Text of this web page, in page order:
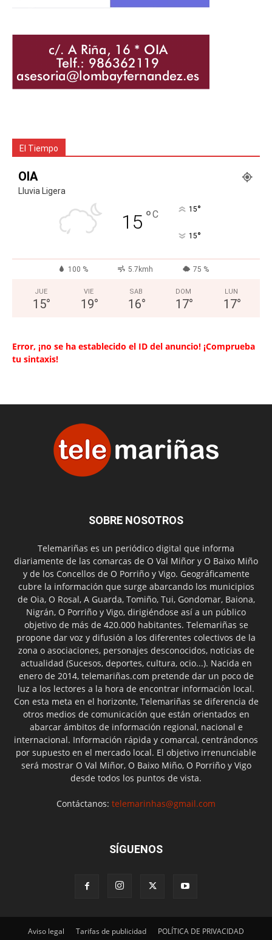
El Tiempo
OIA
Lluvia Ligera
15 °C 15°
15°
100 % 5.7kmh 75 %
JUE
15°
VIE
19°
SAB
16°
DOM
17°
LUN
17°
Error, ¡no se ha establecido el ID del anuncio! ¡Comprueba
tu sintaxis!
SOBRE NOSOTROS
Telemariñas es un periódico digital que informa
diariamente de las comarcas de O Val Miñor y O Baixo Miño
y de los Concellos de O Porriño y Vigo. Geográficamente
cubre la información que surge abarcando los municipios
de Oia, O Rosal, A Guarda, Tomiño, Tui, Gondomar, Baiona,
Nigrán, O Porriño y Vigo, dirigiéndose así a un público
objetivo de más de 420.000 habitantes. Telemariñas se
propone dar voz y difusión a los diferentes colectivos de la
zona o asociaciones, personajes desconocidos, noticias de
actualidad (Sucesos, deportes, cultura, ocio...). Nacida en
enero de 2014, telemariñas.com pretende dar un poco de
luz a los lectores a la hora de encontrar información local.
Con esta meta en el horizonte, Telemariñas se diferencia de
otros medios de comunicación que están orientados en
abarcar ámbitos de información regional, nacional e
internacional. Información rápida y comarcal, centrándonos
por supuesto en el mercado local. El objetivo irrenunciable
será mostrar O Val Miñor, O Baixo Miño, O Porriño y Vigo
desde todos los puntos de vista.
Contáctanos: telemarinhas@gmail.com
SÍGUENOS
Aviso legal Tarifas de publicidad POLÍTICA DE PRIVACIDAD